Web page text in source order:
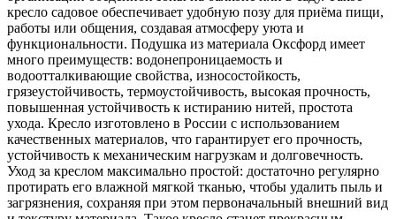
кресло садовое обеспечивает удобную позу для приёма пищи,
работы или общения, создавая атмосферу уюта и
функциональности. Подушка из материала Оксфорд имеет
много преимуществ: водонепроницаемость и
водоотталкивающие свойства, износостойкость,
грязеустойчивость, термоустойчивость, высокая прочность,
повышенная устойчивость к истиранию нитей, простота
ухода. Кресло изготовлено в России с использованием
качественных материалов, что гарантирует его прочность,
устойчивость к механическим нагрузкам и долговечность.
Уход за креслом максимально простой: достаточно регулярно
протирать его влажной мягкой тканью, чтобы удалить пыль и
загрязнения, сохраняя при этом первоначальный внешний вид